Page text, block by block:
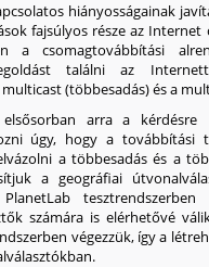
hiányosságainak
fajsúlyos része az
a csomagtovábbítási
találni az
(többesadás) és a
arra a
úgy, hogy a továbbítási
a többesadás és a
a geográfiai
számára is elérhetővé
végezzük, így a